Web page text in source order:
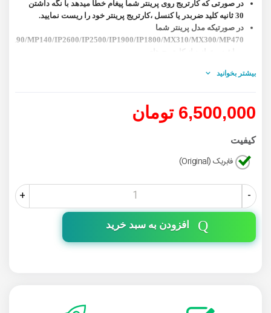
در صورتی که کارتریج روی پرینتر شما پیغام خطا میدهد با نگه داشتن
30 ثانیه کلید ضربدر یا کنسل ،کارتریج پرینتر خود را ریست نمایید.
در صورتیکه مدل پرینتر شما
MP140/IP2600/IP2500/IP1900/IP1800/MX310/MX300/MP470
بیشتر بخوانید
6,500,000 تومان
کیفیت
فابریک (Original)
-
+
افزودن به سبد خرید